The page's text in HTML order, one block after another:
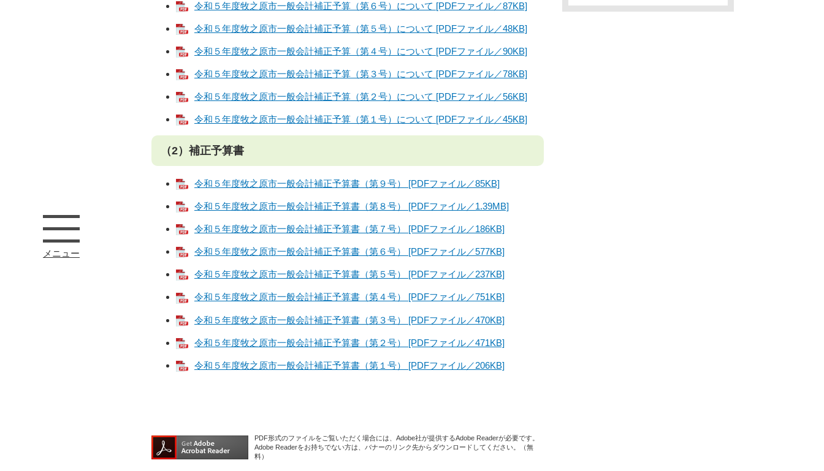
メニュー
令和５年度牧之原市一般会計補正予算（第６号）について [PDFファイル／87KB]
令和５年度牧之原市一般会計補正予算（第５号）について [PDFファイル／48KB]
令和５年度牧之原市一般会計補正予算（第４号）について [PDFファイル／90KB]
令和５年度牧之原市一般会計補正予算（第３号）について [PDFファイル／78KB]
令和５年度牧之原市一般会計補正予算（第２号）について [PDFファイル／56KB]
令和５年度牧之原市一般会計補正予算（第１号）について [PDFファイル／45KB]
（2）補正予算書​​
令和５年度牧之原市一般会計補正予算書（第９号） [PDFファイル／85KB]
令和５年度牧之原市一般会計補正予算書（第８号） [PDFファイル／1.39MB]
令和５年度牧之原市一般会計補正予算書（第７号） [PDFファイル／186KB]
令和５年度牧之原市一般会計補正予算書（第６号） [PDFファイル／577KB]
令和５年度牧之原市一般会計補正予算書（第５号） [PDFファイル／237KB]
令和５年度牧之原市一般会計補正予算書（第４号） [PDFファイル／751KB]
令和５年度牧之原市一般会計補正予算書（第３号） [PDFファイル／470KB]
令和５年度牧之原市一般会計補正予算書（第２号） [PDFファイル／471KB]
令和５年度牧之原市一般会計補正予算書（第１号） [PDFファイル／206KB]
PDF形式のファイルをご覧いただく場合には、Adobe社が提供するAdobe Readerが必要です。
Adobe Readerをお持ちでない方は、バナーのリンク先からダウンロードしてください。（無
料）